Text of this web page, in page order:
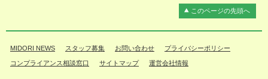
このページの先頭へ
MIDORI NEWS スタッフ募集 お問い合わせ プライバシーポリシー
コンプライアンス相談窓口 サイトマップ 運営会社情報